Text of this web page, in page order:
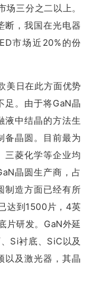
三分之二以上。
断，我国在光电器
市场近20%的份
日在此方面优势
足。由于将GaN晶
液中结晶的方法生
备晶圆。目前最为
三菱化学等企业均
晶圆生产商，占
制造方面已经有所
达到1500片，4英
片研发。GaN外延
Si衬底、SiC以及
以及激光器，其晶